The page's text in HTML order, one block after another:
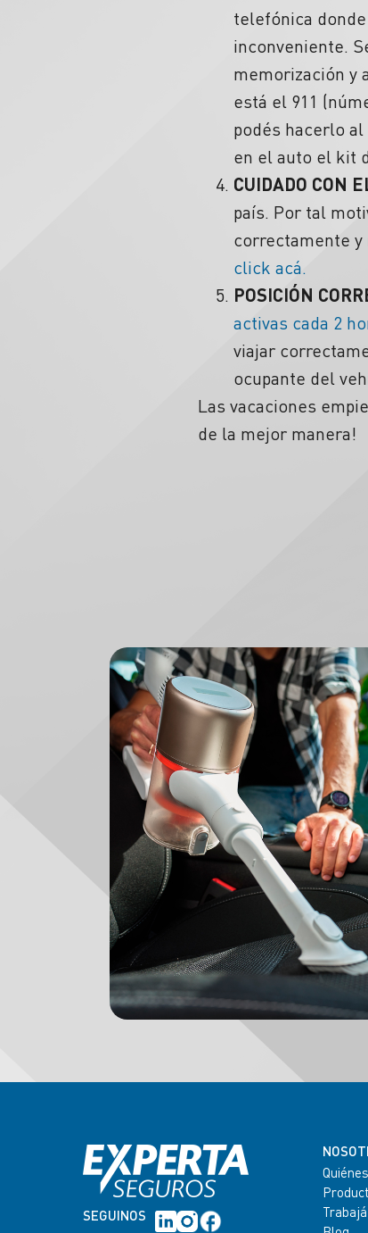
telefónica
inconveniente.
memorización y
está el 911
podés hacerlo al
en el auto el kit
CUIDADO CON
país. Por tal
correctamente
click acá.
POSICIÓN
activas cada 2
viajar
ocupante del
Las vacaciones
de la mejor manera!
SEGUINOS